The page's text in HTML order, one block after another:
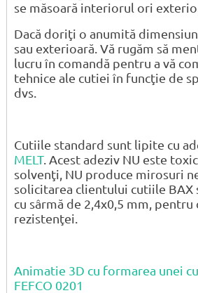
se măsoară interiorul ori
Dacă doriţi o anumită
sau exterioară. Vă rugăm să
lucru în comandă pentru a vă
tehnice ale cutiei în funcţie de
dvs.
Cutiile standard sunt lipite cu
MELT. Acest adeziv NU este
solvenţi, NU produce mirosuri
solicitarea clientului cutiile BAX
cu sârmă de 2,4x0,5 mm, pentru
rezistenţei.
Animatie 3D cu formarea unei
FEFCO 0201